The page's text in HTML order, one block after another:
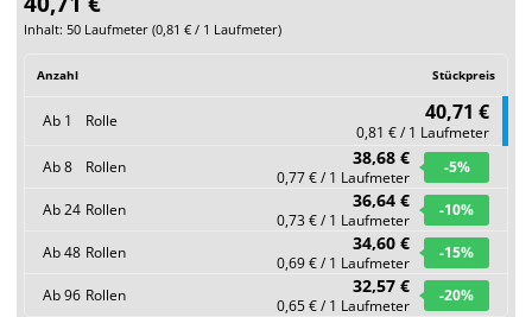
Inhalt: 50 Laufmeter (0,81 € / 1 Laufmeter)
Anzahl Stückpreis
Ab 1 Rolle 40,71 €
0,81 € / 1 Laufmeter
Ab8 Rollen 38,68 €
0,77 € / 1 Laufmeter
-5%
Ab24 Rollen 36,64 €
0,73 € / 1 Laufmeter
-10%
Ab48 Rollen 34,60 €
0,69 € / 1 Laufmeter
-15%
Ab96 Rollen 32,57 €
0,65 € / 1 Laufmeter
-20%